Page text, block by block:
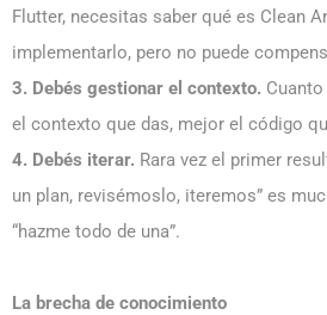
Flutter, necesitas saber qué es Clean
implementarlo, pero no puede
3. Debés gestionar el contexto.
el contexto que das, mejor el código
4. Debés iterar. Rara vez el primer
un plan, revisémoslo, iteremos” es
“hazme todo de una”.
La brecha de conocimiento